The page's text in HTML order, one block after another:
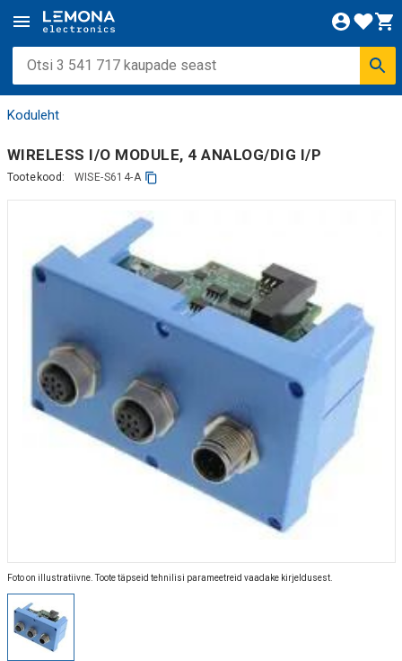
Koduleht
WIRELESS I/O MODULE, 4 ANALOG/DIG I/P
Tootekood: WISE-S614-A
Foto on illustratiivne. Toote täpseid tehnilisi parameetreid vaadake kirjeldusest.